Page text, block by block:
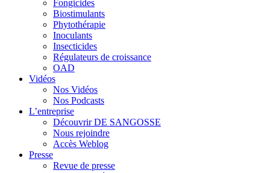
Fongicides
Biostimulants
Phytothérapie
Inoculants
Insecticides
Régulateurs de croissance
OAD
Vidéos
Nos Vidéos
Nos Podcasts
L’entreprise
Découvrir DE SANGOSSE
Nous rejoindre
Accès Weblog
Presse
Revue de presse